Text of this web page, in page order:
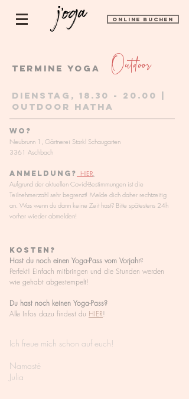
ONLINE BUCHEN
Termine yoga Outdoor
Dienstag, 18.30 - 20.00 |
Outdoor hatha
WO?
Neubrunn 1, Gärtnerei Starkl Schaugarten
3361 Aschbach
Anmeldung? HIER.
Aufgrund der aktuellen Covid-Bestimmungen ist die
Teilnehmerzahl sehr begrenzt! Melde dich daher rechtzeitig
an. Was wenn du dann keine Zeit hast? Bitte spätestens 24h
vorher wieder abmelden!
Ich freue mich schon auf euch!
Namasté
Julia
KOSTEN?
Hast du noch einen Yoga-Pass vom Vorjahr?
Perfekt! Einfach mitbringen und die Stunden werden
wie gehabt abgestempelt!
Du hast noch keinen Yoga-Pass?
Alle Infos dazu findest du HIER!